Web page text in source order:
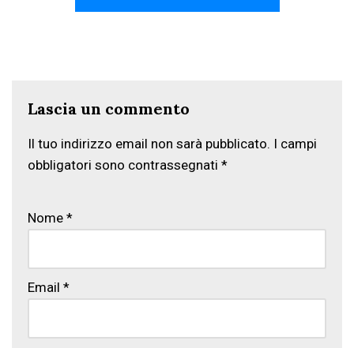
Lascia un commento
Il tuo indirizzo email non sarà pubblicato. I campi
obbligatori sono contrassegnati *
Nome *
Email *